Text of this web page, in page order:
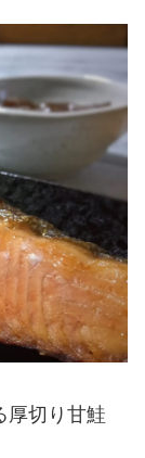
厚切り甘鮭